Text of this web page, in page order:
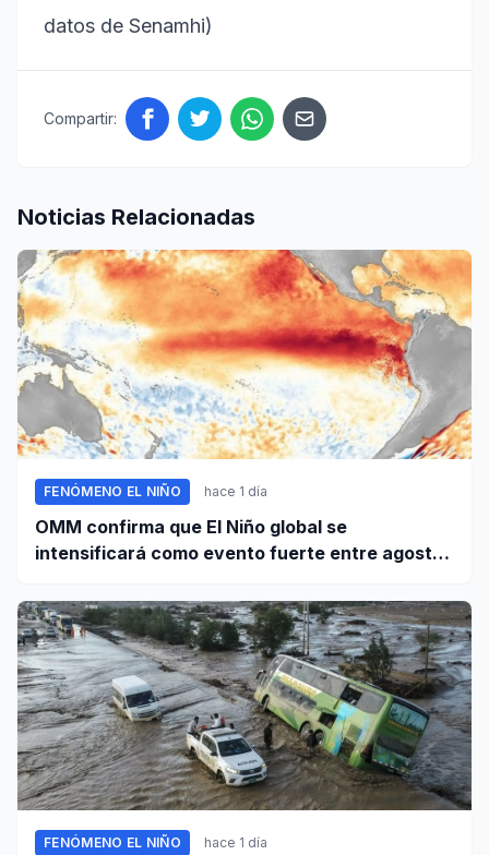
datos de Senamhi)
Compartir:
Noticias Relacionadas
FENÓMENO EL NIÑO hace 1 día
OMM confirma que El Niño global se
intensificará como evento fuerte entre agosto
FENÓMENO EL NIÑO hace 1 día